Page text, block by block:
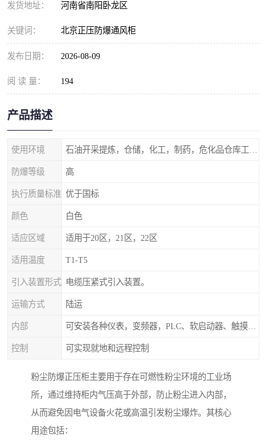
发货地址： 河南省南阳卧龙区
关键词： 北京正压防爆通风柜
发布日期： 2026-08-09
阅 读 量： 194
产品描述
使用环境
防爆等级 高
执行质量标准 优于国标
颜色 白色
适应区域 适用于20区，21区，22区
适用温度 T1-T5
引入装置形式 电缆压紧式引入装置。
运输方式 陆运
内部
控制 可实现就地和远程控制
粉尘防爆正压柜主要用于存在可燃性粉尘环境的工业场
所，通过维持柜内气压高于外部，防止粉尘进入内部，
从而避免因电气设备火花或高温引发粉尘爆炸。其核心
用途包括：